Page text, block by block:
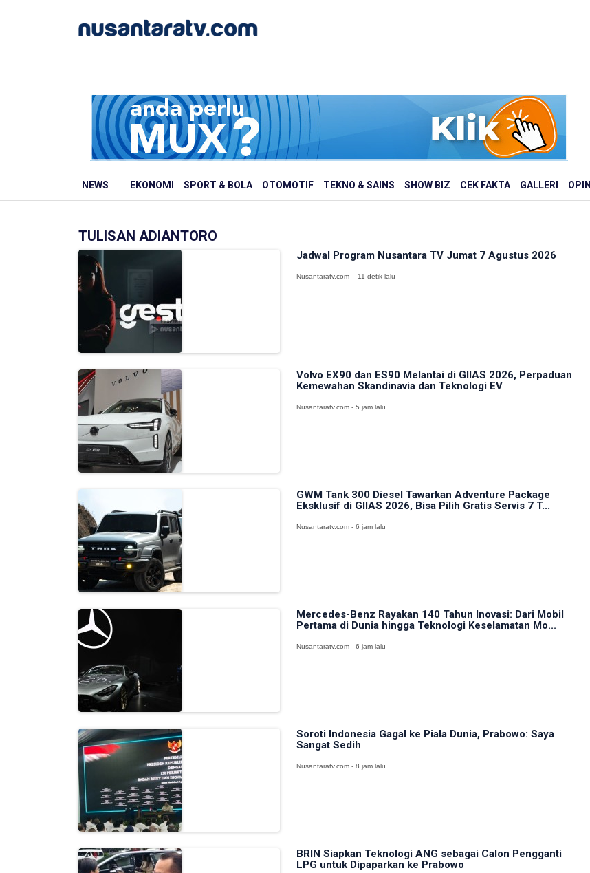
NEWS EKONOMI SPORT & BOLA OTOMOTIF TEKNO & SAINS SHOW BIZ CEK FAKTA GALLERI OPINI
TULISAN ADIANTORO
Jadwal Program Nusantara TV Jumat 7 Agustus 2026
Nusantaratv.com - -11 detik lalu
Volvo EX90 dan ES90 Melantai di GIIAS 2026, Perpaduan
Kemewahan Skandinavia dan Teknologi EV
Nusantaratv.com - 5 jam lalu
GWM Tank 300 Diesel Tawarkan Adventure Package
Eksklusif di GIIAS 2026, Bisa Pilih Gratis Servis 7 T...
Nusantaratv.com - 6 jam lalu
Mercedes-Benz Rayakan 140 Tahun Inovasi: Dari Mobil
Pertama di Dunia hingga Teknologi Keselamatan Mo...
Nusantaratv.com - 6 jam lalu
Soroti Indonesia Gagal ke Piala Dunia, Prabowo: Saya
Sangat Sedih
Nusantaratv.com - 8 jam lalu
BRIN Siapkan Teknologi ANG sebagai Calon Pengganti
LPG untuk Dipaparkan ke Prabowo